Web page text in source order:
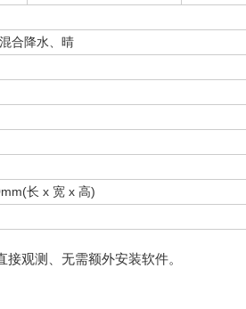
合降水、晴
长 x 宽 x 高)
观测、无需额外安装软件。